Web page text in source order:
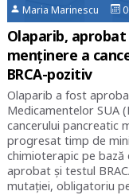
Maria Marinescu
Olaparib,
menținere a
BRCA-pozitiv
Olaparib a fost
Medicamentelor SUA
cancerului pancreatic
progresat timp de
chimioterapic pe bază
aprobat și testul
mutației, obligatoriu